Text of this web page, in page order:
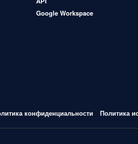
Google Workspace
конфиденциальности Политика